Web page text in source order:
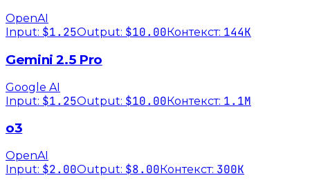
OpenAI
Input: $1.25Output: $10.00 Контекст: 144K
Gemini 2.5 Pro
Google AI
Input: $1.25Output: $10.00Контекст: 1.1M
o3
OpenAI
Input: $2.00Output: $8.00 Контекст: 300K